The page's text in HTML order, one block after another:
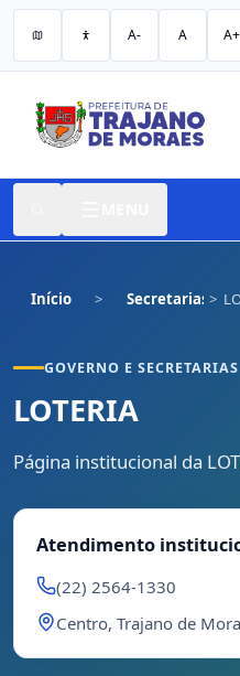
A- A A+
Início Secretarias
GOVERNO E SECRETARIAS
LOTERIA
Página institucional da
Atendimento
(22) 2564-1330
Centro, Trajano de